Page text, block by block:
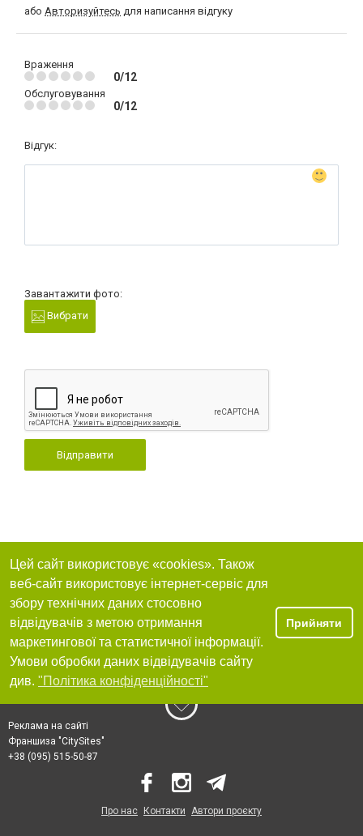
або Авторизуйтесь для написання відгуку
Враження
0/12
Обслуговування
0/12
Відгук:
Завантажити фото:
Вибрати
Відправити
Цей сайт використовує «cookies». Також
веб-сайт використовує інтернет-сервіс для
збору технічних даних стосовно
відвідувачів з метою отримання
маркетингової та статистичної інформації.
Умови обробки даних відвідувачів сайту
див. "Політика конфіденційності"
Прийняти
Реклама на сайті
Франшиза "CitySites"
+38 (095) 515-50-87
Про нас Контакти Автори проєкту